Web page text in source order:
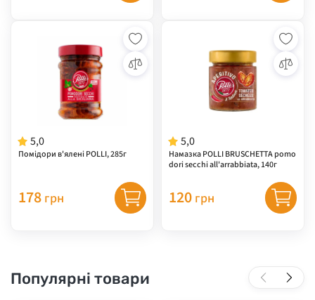
5,0
Помідори в'ялені POLLI, 285г
178 грн
5,0
Намазка POLLI BRUSCHETTA pomo
dori secchi all'arrabbiata, 140г
120 грн
Популярні товари